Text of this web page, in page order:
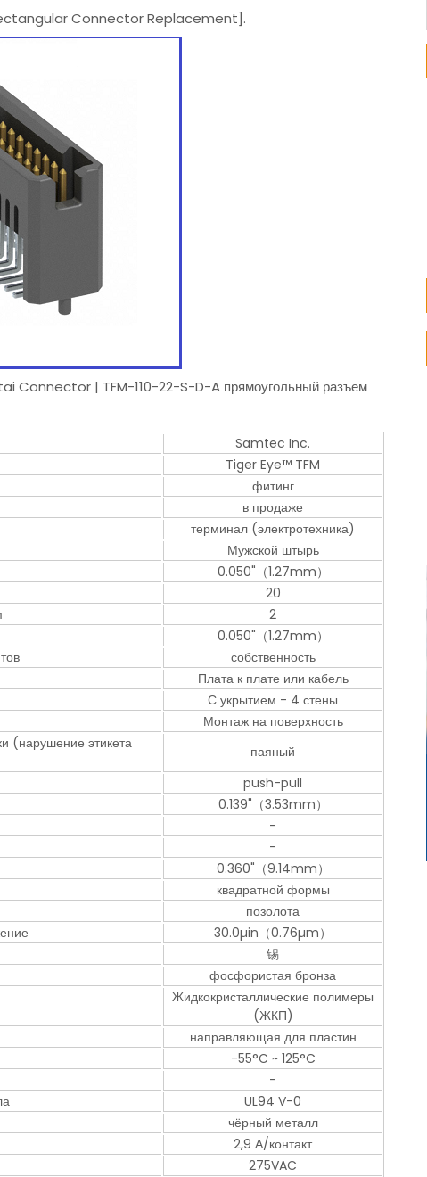
Connector Replacement].
Connector | TFM-110-22-S-D-A прямоугольный разъем
Samtec Inc.
Tiger Eye™ TFM
фитинг
в продаже
терминал (электротехника)
Мужской штырь
0.050"（1.27mm）
20
2
0.050"（1.27mm）
собственность
Плата к плате или кабель
С укрытием - 4 стены
Монтаж на поверхность
(нарушение этикета
паяный
push-pull
0.139"（3.53mm）
-
-
0.360"（9.14mm）
квадратной формы
позолота
30.0µin（0.76µm）
锡
фосфористая бронза
Жидкокристаллические полимеры
(ЖКП)
направляющая для пластин
-55°C ~ 125°C
-
UL94 V-0
чёрный металл
2,9 А/контакт
275VAC